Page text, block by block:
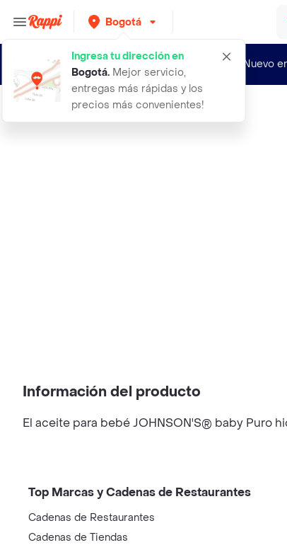
Bogotá
Ingresa tu dirección en
Bogotá. Mejor servicio,
entregas más rápidas y los
precios más convenientes!
¿Nuevo
aceite johnsons baby 50ml
Información del producto
El aceite para bebé JOHNSON'S® baby Puro
Top Marcas y Cadenas de Restaurantes
Cadenas de Restaurantes
Cadenas de Tiendas